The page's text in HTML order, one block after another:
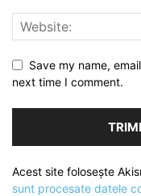
Save my name,
next time I comment.
Acest site folosește
sunt procesate datele